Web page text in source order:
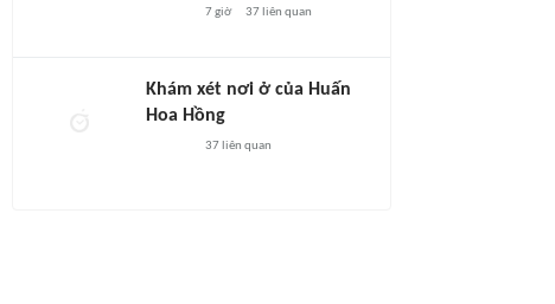
7 giờ 37liên quan
Khám xét nơi ở của Huấn
Hoa Hồng
37liên quan